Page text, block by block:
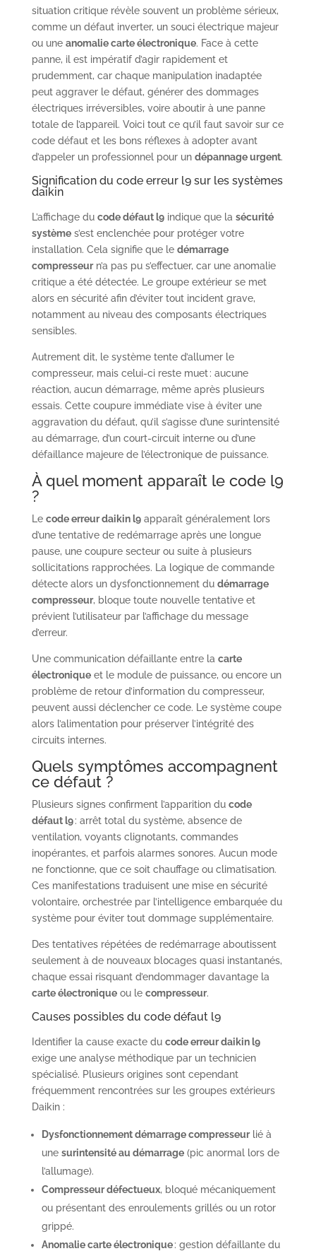
situation critique révèle souvent un problème sérieux,
comme un défaut inverter, un souci électrique majeur
ou une anomalie carte électronique. Face à cette
panne, il est impératif d’agir rapidement et
prudemment, car chaque manipulation inadaptée
peut aggraver le défaut, générer des dommages
électriques irréversibles, voire aboutir à une panne
totale de l’appareil. Voici tout ce qu’il faut savoir sur ce
code défaut et les bons réflexes à adopter avant
d’appeler un professionnel pour un dépannage urgent.
Signification du code erreur l9 sur les systèmes
daikin
L’affichage du code défaut l9indique que la sécurité
systèmes’est enclenchée pour protéger votre
installation. Cela signifie que le démarrage
compresseurn’a pas pu s’effectuer, car une anomalie
critique a été détectée. Le groupe extérieur se met
alors en sécurité afin d’éviter tout incident grave,
notamment au niveau des composants électriques
sensibles.
Autrement dit, le système tente d’allumer le
compresseur, mais celui-ci reste muet : aucune
réaction, aucun démarrage, même après plusieurs
essais. Cette coupure immédiate vise à éviter une
aggravation du défaut, qu’il s’agisse d’une surintensité
au démarrage, d’un court-circuit interne ou d’une
défaillance majeure de l’électronique de puissance.
À quel moment apparaît le code l9
?
Le code erreur daikin l9apparaît généralement lors
d’une tentative de redémarrage après une longue
pause, une coupure secteur ou suite à plusieurs
sollicitations rapprochées. La logique de commande
détecte alors un dysfonctionnement du démarrage
compresseur, bloque toute nouvelle tentative et
prévient l’utilisateur par l’affichage du message
d’erreur.
Une communication défaillante entre la carte
électroniqueet le module de puissance, ou encore un
problème de retour d’information du compresseur,
peuvent aussi déclencher ce code. Le système coupe
alors l’alimentation pour préserver l’intégrité des
circuits internes.
Quels symptômes accompagnent
ce défaut ?
Plusieurs signes confirment l’apparition du code
défaut l9: arrêt total du système, absence de
ventilation, voyants clignotants, commandes
inopérantes, et parfois alarmes sonores. Aucun mode
ne fonctionne, que ce soit chauffage ou climatisation.
Ces manifestations traduisent une mise en sécurité
volontaire, orchestrée par l’intelligence embarquée du
système pour éviter tout dommage supplémentaire.
Des tentatives répétées de redémarrage aboutissent
seulement à de nouveaux blocages quasi instantanés,
chaque essai risquant d’endommager davantage la
carte électroniqueou le compresseur.
Causes possibles du code défaut l9
Identifier la cause exacte du code erreur daikin l9
exige une analyse méthodique par un technicien
spécialisé. Plusieurs origines sont cependant
fréquemment rencontrées sur les groupes extérieurs
Daikin :
Dysfonctionnement démarrage compresseurlié à
une surintensité au démarrage(pic anormal lors de
l’allumage).
Compresseur défectueux, bloqué mécaniquement
ou présentant des enroulements grillés ou un rotor
grippé.
Anomalie carte électronique: gestion défaillante du